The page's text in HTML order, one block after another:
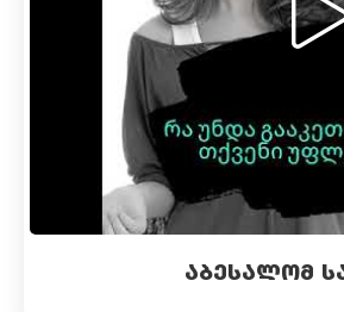
ᲐᲑᲔᲡᲐᲚᲝᲛ